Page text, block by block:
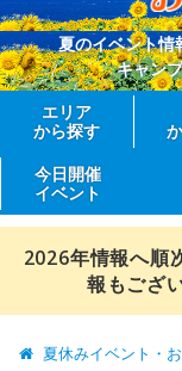
夏のイベント情
キャン
エリア
から探す
今日開催
イベント
2026年情報へ順
報もござ
夏休みイベント・